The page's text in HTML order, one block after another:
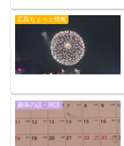
広島ちょっと情報
趣味の話・雑談